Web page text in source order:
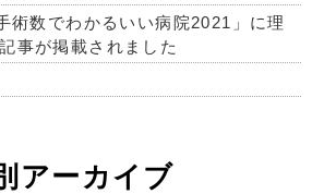
術数でわかるいい病院2021」に理
事が掲載されました
アーカイブ